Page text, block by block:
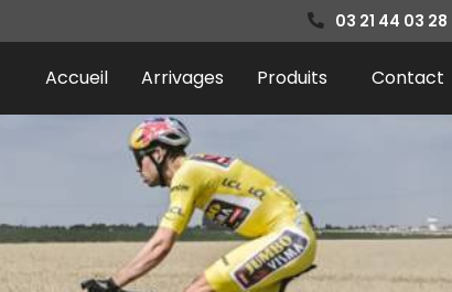
03 21 44 03 28
Accueil Arrivages Produits Contact